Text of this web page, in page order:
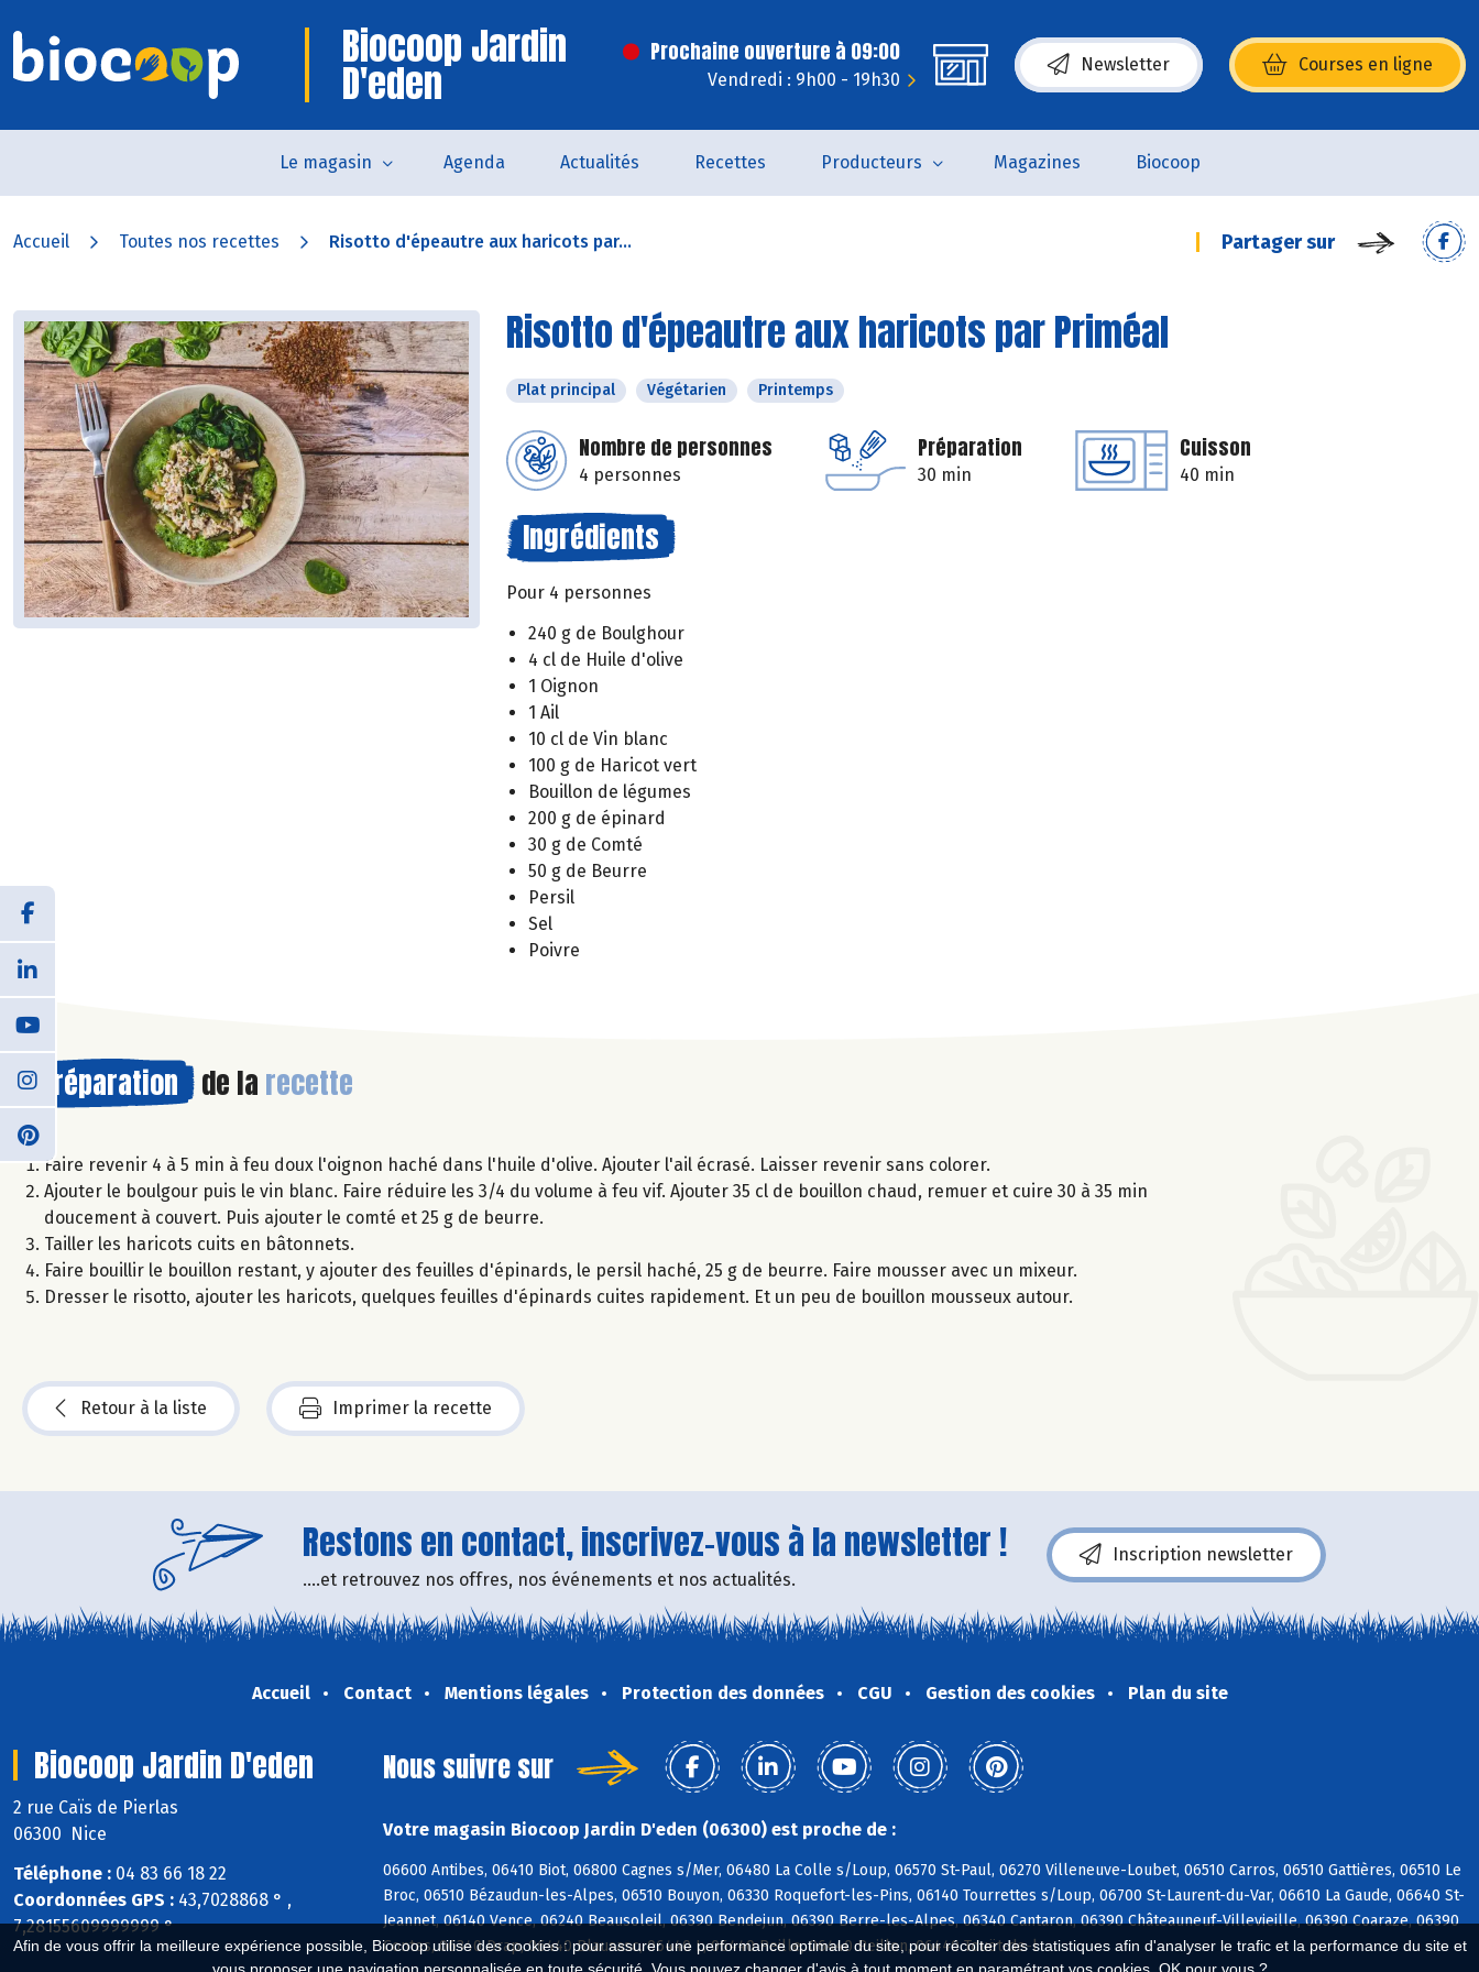
Afin de vous offrir la meilleure expérience possible, Biocoop utilise des cookies : pour assurer une performance optimale du site, pour récolter des statistiques afin d'analyser le trafic et la performance du site et
Biocoop Jardin
D'eden
Prochaine ouverture à 09:00
Vendredi : 9h00 - 19h30
Newsletter Courses en ligne
(s’ouvre dans une nouvelle fenêtre)
Le magasin Agenda Actualités Recettes Producteurs Magazines Biocoop
Accueil Toutes nos recettes Risotto d'épeautre aux haricots par... Partager sur
Risotto d'épeautre aux haricots par Priméal
Plat principal Végétarien Printemps
Nombre de personnes
4 personnes
Préparation
30 min
Cuisson
40 min
Ingrédients
Pour 4 personnes
240 g de Boulghour
4 cl de Huile d'olive
1 Oignon
1 Ail
10 cl de Vin blanc
100 g de Haricot vert
Bouillon de légumes
200 g de épinard
30 g de Comté
50 g de Beurre
Persil
Sel
Poivre
Préparation de la recette
Faire revenir 4 à 5 min à feu doux l'oignon haché dans l'huile d'olive. Ajouter l'ail écrasé. Laisser revenir sans colorer.
Ajouter le boulgour puis le vin blanc. Faire réduire les 3/4 du volume à feu vif. Ajouter 35 cl de bouillon chaud, remuer et cuire 30 à 35 min
doucement à couvert. Puis ajouter le comté et 25 g de beurre.
Tailler les haricots cuits en bâtonnets.
Faire bouillir le bouillon restant, y ajouter des feuilles d'épinards, le persil haché, 25 g de beurre. Faire mousser avec un mixeur.
Dresser le risotto, ajouter les haricots, quelques feuilles d'épinards cuites rapidement. Et un peu de bouillon mousseux autour.
Retour à la liste Imprimer la recette
Restons en contact, inscrivez-vous à la newsletter !
....et retrouvez nos offres, nos événements et nos actualités.
Inscription newsletter
Accueil Contact Mentions légales Protection des données CGU Gestion des cookies Plan du site
Biocoop Jardin D'eden
2 rue Caïs de Pierlas
06300 Nice
Téléphone : 04 83 66 18 22
Coordonnées GPS : 43,7028868 ° ,
7,28155609999999 °
Nous suivre sur
Votre magasin Biocoop Jardin D'eden (06300) est proche de :
06600 Antibes, 06410 Biot, 06800 Cagnes s/Mer, 06480 La Colle s/Loup, 06570 St-Paul, 06270 Villeneuve-Loubet, 06510 Carros, 06510 Gattières, 06510 Le
Broc, 06510 Bézaudun-les-Alpes, 06510 Bouyon, 06330 Roquefort-les-Pins, 06140 Tourrettes s/Loup, 06700 St-Laurent-du-Var, 06610 La Gaude, 06640 St-
Jeannet, 06140 Vence, 06240 Beausoleil, 06390 Bendejun, 06390 Berre-les-Alpes, 06340 Cantaron, 06390 Châteauneuf-Villevieille, 06390 Coaraze, 06390
Contes, 06340 Drap, 06440 Blausasc, 06440 L, 06440 Peille, 06440 Peillon, 06440 Touët-de-l